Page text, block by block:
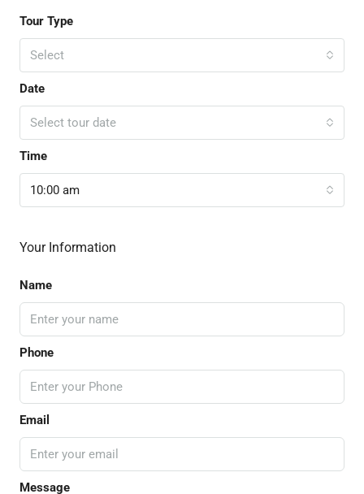
Tour Type
Select
Date
Select tour date
Time
10:00 am
Your Information
Name
Phone
Email
Message